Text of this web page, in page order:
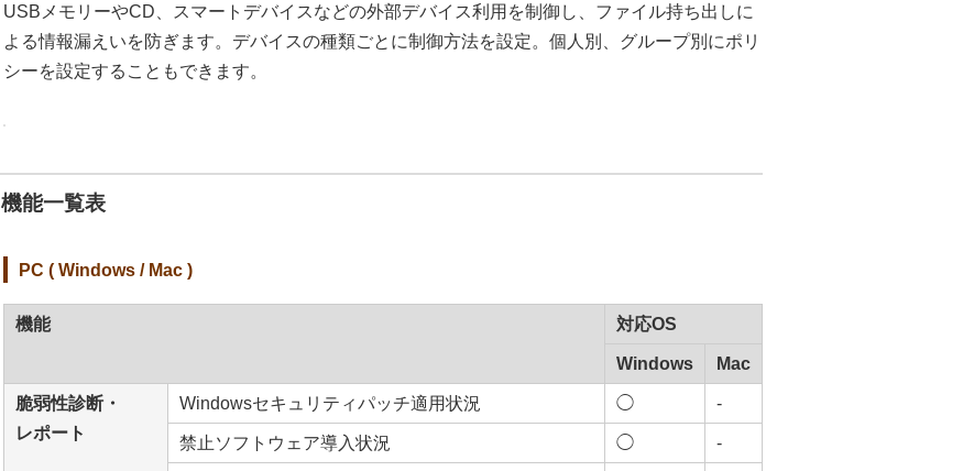
USBメモリーやCD、スマートデバイスなどの外部デバイス利用を制御し、ファイル持ち出しに
よる情報漏えいを防ぎます。デバイスの種類ごとに制御方法を設定。個人別、グループ別にポリ
シーを設定することもできます。
機能一覧表
PC ( Windows / Mac )
機能 対応OS
Windows Mac
脆弱性診断・
レポート
Windowsセキュリティパッチ適用状況 ◯ -
禁止ソフトウェア導入状況 ◯ -